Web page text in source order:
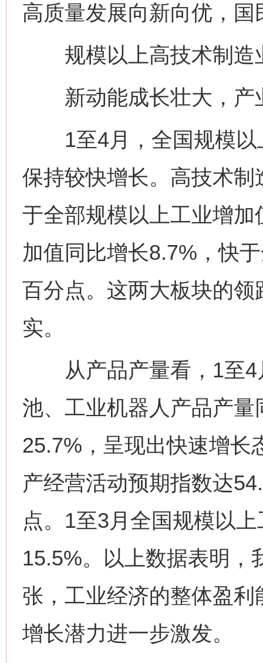
高质量发展向新向优，
规模以上高技术制造
新动能成长壮大，产
1至4月，全国规模以
保持较快增长。高技术
于全部规模以上工业增
加值同比增长8.7%，快
百分点。这两大板块的
实。
从产品产量看，1至4
池、工业机器人产品产
25.7%，呈现出快速增长
产经营活动预期指数达
点。1至3月全国规模以
15.5%。以上数据表明，
张，工业经济的整体盈
增长潜力进一步激发。